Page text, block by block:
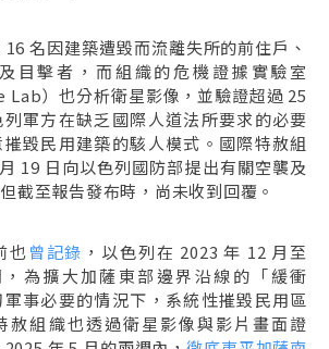
名因建築遭毀而流離失所的前住戶、
目擊者，而組織的危機證據實驗室
Lab）也分析衛星影像，並驗證超過 25
軍方在缺乏國際人道法所要求的必要
毀民用建築的駭人模式。國際特赦組
19 日向以色列國防部提出有關空襲及
截至報告發布時，尚未收到回覆。
也曾記錄 ，以色列在 2023 年 12 月至
為擴大加薩東部邊界沿線的「緩衝
事必要的情況下，系統性摧毀民用區
赦組織也透過衛星影像與影片畫面證